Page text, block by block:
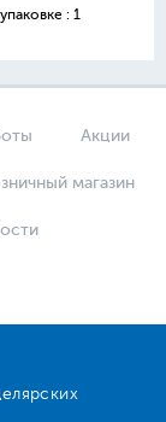
: 1
Акции
магазин